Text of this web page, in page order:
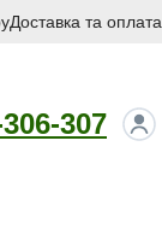
Доставка та оплата
307